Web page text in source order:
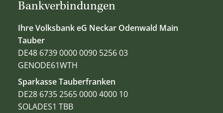
Bankverbindungen
Ihre Volksbank eG Neckar Odenwald Main
Tauber
DE48 6739 0000 0090 5256 03
GENODE61WTH
Sparkasse Tauberfranken
DE28 6735 2565 0000 4000 10
SOLADES1 TBB